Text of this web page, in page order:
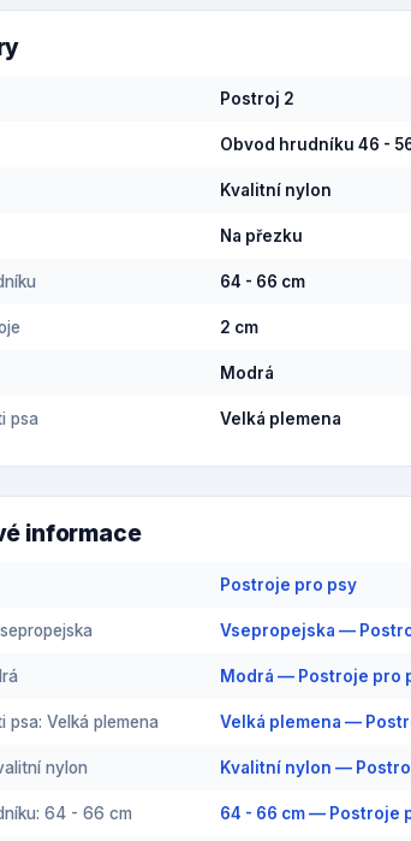
Postroj 2
Obvod hrudníku 46 -
Kvalitní nylon
Na přezku
64 - 66 cm
2 cm
Modrá
psa Velká plemena
informace
Postroje pro psy
Vsepropejska —
Modrá — Postroje pro
psa: Velká plemena Velká plemena —
nylon Kvalitní nylon —
64 - 66 cm 64 - 66 cm — Postroje